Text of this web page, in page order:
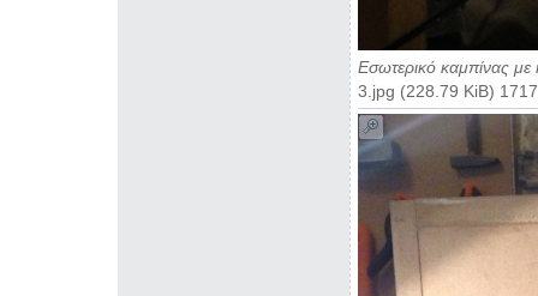
Εσωτερικό καμπίνας με
3.jpg (228.79 KiB)